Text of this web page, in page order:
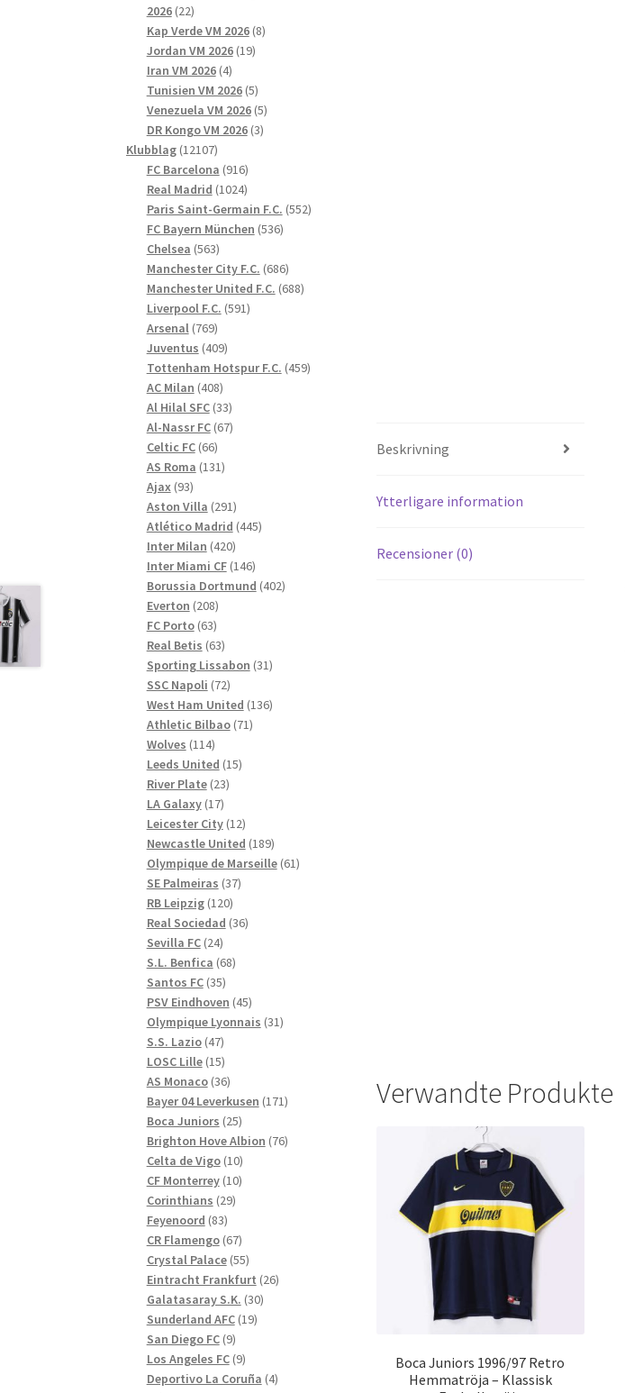
Beskrivning
Ytterligare information
Recensioner (0)
Verwandte Produkte
Boca Juniors 1996/97 Retro
Hemmatröja – Klassisk
2026 2222
produkter
Kap Verde VM 2026 88
Jordan VM 2026 1919
Iran VM 2026 44
produkter
Tunisien VM 2026 55
produkter
Venezuela VM 2026 55
produkter
DR Kongo VM 2026 33
Klubblag 1210712107
produkter
FC Barcelona 916916
produkter
Real Madrid 10241024
produkter
Paris Saint-Germain F.C. 552552
FC Bayern München 536536
Chelsea 563563
produkter
Manchester City F.C. 686686
produkter
Manchester United F.C. 688688
Liverpool F.C. 591591
Arsenal 769769
produkter
Juventus 409409
produkter
Tottenham Hotspur F.C. 459459
AC Milan 408408
produkter
Al Hilal SFC 3333
produkter
Al-Nassr FC 6767
Celtic FC 6666
produkter
AS Roma 131131
Ajax 9393
produkter
Aston Villa 291291
produkter
Atlético Madrid 445445
Inter Milan 420420
produkter
Inter Miami CF 146146
produkter
Borussia Dortmund 402402
Everton 208208
produkter
FC Porto 6363
produkter
Real Betis 6363
produkter
Sporting Lissabon 3131
SSC Napoli 7272
produkter
West Ham United 136136
Athletic Bilbao 7171
Wolves 114114
produkter
Leeds United 1515
River Plate 2323
LA Galaxy 1717
produkter
Leicester City 1212
produkter
Newcastle United 189189
produkter
Olympique de Marseille 6161
SE Palmeiras 3737
RB Leipzig 120120
produkter
Real Sociedad 3636
Sevilla FC 2424
produkter
S.L. Benfica 6868
Santos FC 3535
produkter
PSV Eindhoven 4545
produkter
Olympique Lyonnais 3131
S.S. Lazio 4747
produkter
LOSC Lille 1515
produkter
AS Monaco 3636
produkter
Bayer 04 Leverkusen 171171
Boca Juniors 2525
produkter
Brighton Hove Albion 7676
Celta de Vigo 1010
produkter
CF Monterrey 1010
Corinthians 2929
Feyenoord 8383
produkter
CR Flamengo 6767
produkter
Crystal Palace 5555
produkter
Eintracht Frankfurt 2626
Galatasaray S.K. 3030
Sunderland AFC 1919
San Diego FC 99
produkter
Los Angeles FC 99
produkter
Deportivo La Coruña 44